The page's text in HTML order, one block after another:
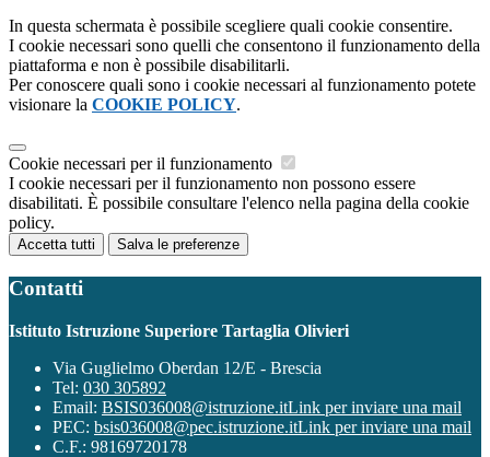
In questa schermata è possibile scegliere quali cookie consentire.
I cookie necessari sono quelli che consentono il funzionamento della
piattaforma e non è possibile disabilitarli.
Per conoscere quali sono i cookie necessari al funzionamento potete
visionare la COOKIE POLICY.
Cookie necessari per il funzionamento
I cookie necessari per il funzionamento non possono essere
disabilitati. È possibile consultare l'elenco nella pagina della cookie
policy.
Accetta tutti Salva le preferenze
Contatti
Istituto Istruzione Superiore Tartaglia Olivieri
Via Guglielmo Oberdan 12/E - Brescia
Tel: 030 305892
Email: BSIS036008@istruzione.itLink per inviare una mail
PEC: bsis036008@pec.istruzione.itLink per inviare una mail
C.F.: 98169720178